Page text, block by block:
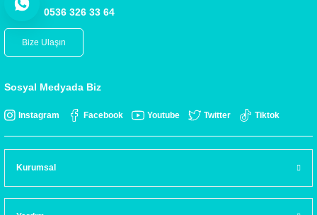
0536 326 33 64
Bize Ulaşın
Sosyal Medyada Biz
Instagram Facebook Youtube Twitter Tiktok
Kurumsal